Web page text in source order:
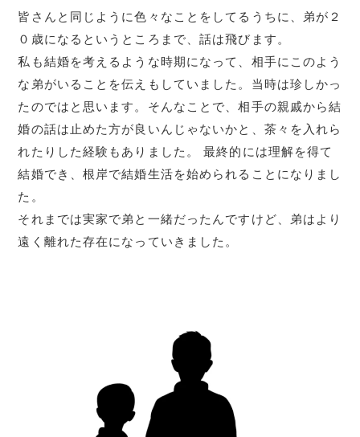
皆さんと同じように色々なことをしてるうちに、弟が２
０歳になるというところまで、話は飛びます。
私も結婚を考えるような時期になって、相手にこのよう
な弟がいることを伝えもしていました。当時は珍しかっ
たのではと思います。そんなことで、相手の親戚から結
婚の話は止めた方が良いんじゃないかと、茶々を入れら
れたりした経験もありました。 最終的には理解を得て
結婚でき、根岸で結婚生活を始められることになりまし
た。
それまでは実家で弟と一緒だったんですけど、弟はより
遠く離れた存在になっていきました。